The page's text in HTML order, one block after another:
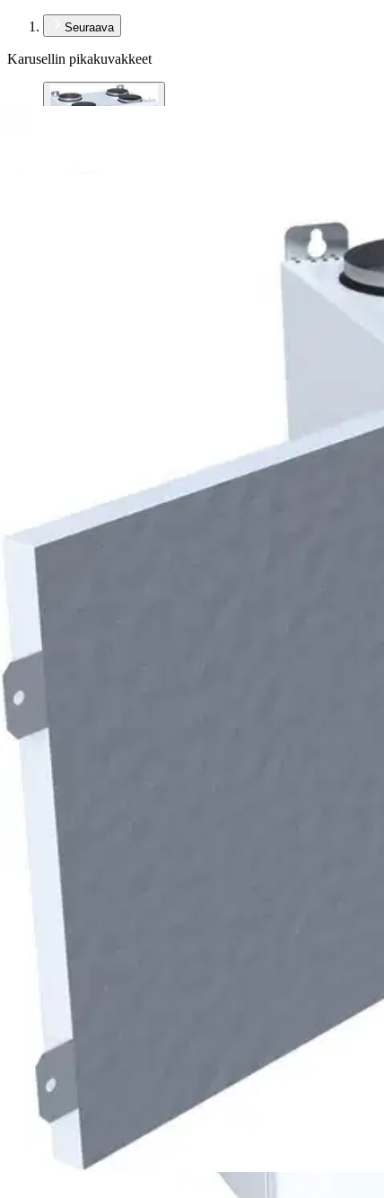
Seuraava
Karusellin pikakuvakkeet
Enervent lto-kone salla ewind e
Hinta ilman S-Etukorttia:
3 690,00 €
Verkkokaupan hinta
Valitse toimitustapa
Ilmainen toimitus yli 100 €:n tilauksille
Tarkista myymäläsaatavuus
Tuotekuvaus
Enervent Salla on matala, pyörivällä lämmön talteenotolla
Koneessa sähköinen jälkilämmitys. Poisto/tuloilmavirta -104 /
Ominaisuudet
Oletko tyytyväinen tuotetietoihin?